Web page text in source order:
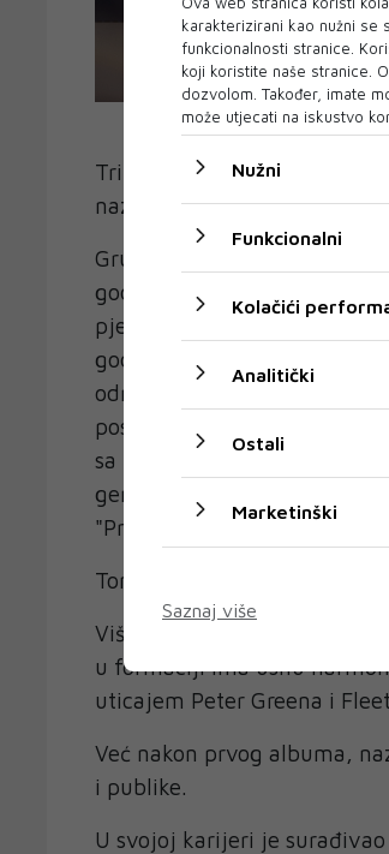
Tri člana Požgajec - Mekić -
nazivom Novi akordi.
Grupa je u tom periodu
godine karijeru nastavili
pjesmi Federica García
godine objavljuju svoj prvi
odmah po izlasku osvojili
postojanja, kroz ovaj band
sa njihovih albuma postali
generacije: „Opet“,
"Prođe ovaj dan", "Obećaj mi
Tonky de la Peña nosi titulu
Više od 30 godina radi sa
u formaciji ima usnu
uticajem Peter Greena i
Već nakon prvog albuma,
i publike.
U svojoj karijeri je
karakterizirani kao nužni se
funkcionalnosti stranice.
koji koristite naše stranice.
dozvolom. Također, imate
može utjecati na iskustvo
Nužni
Funkcionalni
Kolačići
Analitički
Ostali
Marketinški
Saznaj više